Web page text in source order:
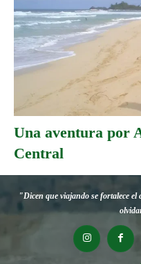
Una aventura por
Central
"Dicen que viajando se fortalece el